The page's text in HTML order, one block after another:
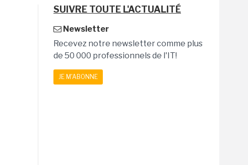
SUIVRE TOUTE L'ACTUALITÉ
Newsletter
Recevez notre newsletter comme plus
de 50 000 professionnels de l'IT!
JE M'ABONNE